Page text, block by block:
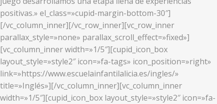
positivas.» el_class=»cupid-margin-bottom-30″]
[/vc_column_inner][/vc_row_inner][vc_row_inner
parallax_style=»none» parallax_scroll_effect=»fixed»]
[vc_column_inner width=»1/5″][cupid_icon_box
layout_style=»style2″ icon=»fa-tags» icon_position=»right»
link=»https://www.escuelainfantilalicia.es/ingles/»
title=»Inglés»][/vc_column_inner][vc_column_inner
width=»1/5″][cupid_icon_box layout_style=»style2″ icon=»fa-